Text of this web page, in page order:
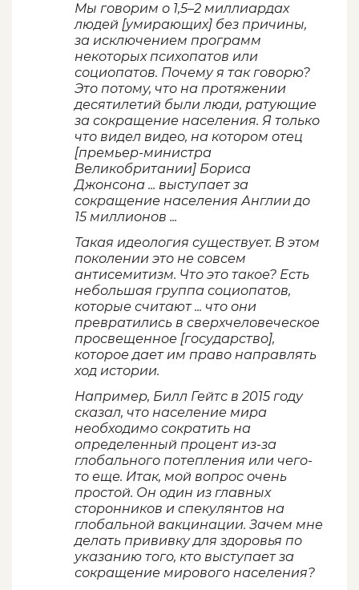
Мы говорим о 1,5–2 миллиардах
людей [умирающих] без причины,
за исключением программ
некоторых психопатов или
социопатов. Почему я так говорю?
Это потому, что на протяжении
десятилетий были люди, ратующие
за сокращение населения. Я только
что видел видео, на котором отец
[премьер-министра
Великобритании] Бориса
Джонсона ... выступает за
сокращение населения Англии до
15 миллионов ...
Такая идеология существует. В этом
поколении это не совсем
антисемитизм. Что это такое? Есть
небольшая группа социопатов,
которые считают ... что они
превратились в сверхчеловеческое
просвещенное [государство],
которое дает им право направлять
ход истории.
Например, Билл Гейтс в 2015 году
сказал, что население мира
необходимо сократить на
определенный процент из-за
глобального потепления или чего-
то еще. Итак, мой вопрос очень
простой. Он один из главных
сторонников и спекулянтов на
глобальной вакцинации. Зачем мне
делать прививку для здоровья по
указанию того, кто выступает за
сокращение мирового населения?